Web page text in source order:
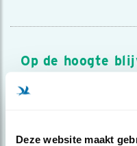
Deze website maakt
Op de hoogte
Meld je aan en ontvang
over vogels en